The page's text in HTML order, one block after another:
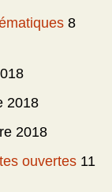
8
2018
2018
ouvertes 11